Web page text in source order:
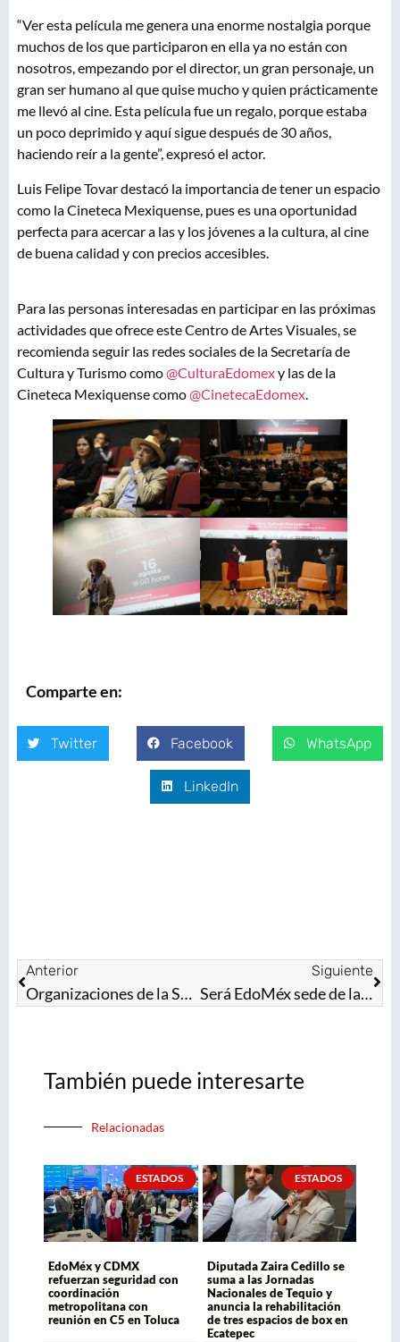
“Ver esta película me genera una enorme nostalgia porque
muchos de los que participaron en ella ya no están con
nosotros, empezando por el director, un gran personaje, un
gran ser humano al que quise mucho y quien prácticamente
me llevó al cine. Esta película fue un regalo, porque estaba
un poco deprimido y aquí sigue después de 30 años,
haciendo reír a la gente”, expresó el actor.
Luis Felipe Tovar destacó la importancia de tener un espacio
como la Cineteca Mexiquense, pues es una oportunidad
perfecta para acercar a las y los jóvenes a la cultura, al cine
de buena calidad y con precios accesibles.
Para las personas interesadas en participar en las próximas
actividades que ofrece este Centro de Artes Visuales, se
recomienda seguir las redes sociales de la Secretaría de
Cultura y Turismo como@CulturaEdomexy las de la
Cineteca Mexiquense como@CinetecaEdomex.
Comparte en:
Twitter Facebook WhatsApp
LinkedIn
Anterior
Organizaciones de la Sociedad Civil fundamentales para la transformación del Estado de México, asegura Gobernadora Delfina Gómez Álvarez
Siguiente
Será EdoMéx sede de la Quinta Feria Nacional por la Inclusión “Por un México sin Barreras”
También puede interesarte
Relacionadas
ESTADOS
EdoMéx y CDMX
refuerzan seguridad con
coordinación
metropolitana con
reunión en C5 en Toluca
ESTADOS
Diputada Zaira Cedillo se
suma a las Jornadas
Nacionales de Tequio y
anuncia la rehabilitación
de tres espacios de box en
Ecatepec